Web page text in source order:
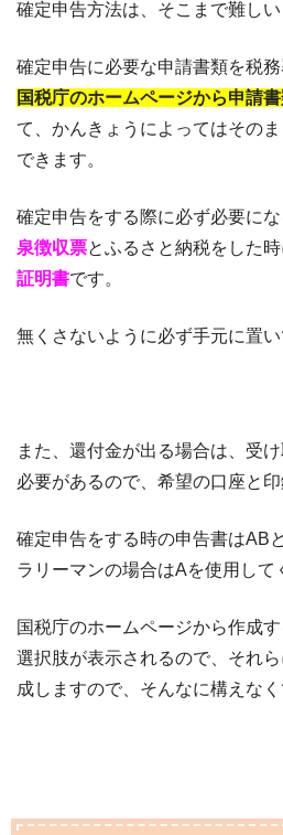
確定申告方法は、そこまで難しい
確定申告に必要な申請書類を税
国税庁のホームページから申請
て、かんきょうによってはその
できます。
確定申告をする際に必ず必要に
泉徴収票とふるさと納税をした
証明書です。
無くさないように必ず手元に置い
また、還付金が出る場合は、受
必要があるので、希望の口座と印
確定申告をする時の申告書はAB
ラリーマンの場合はAを使用して
国税庁のホームページから作成
選択肢が表示されるので、それ
成しますので、そんなに構えなく